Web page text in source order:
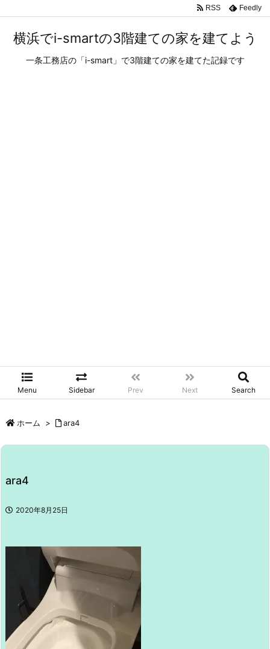
横浜でi-smartの3階建ての家を建てよう
一条工務店の「i-smart」で3階建ての家を建てた記録です
Menu Sidebar Prev Next Search
RSS Feedly
ホーム > ara4
ara4
2020年8月25日